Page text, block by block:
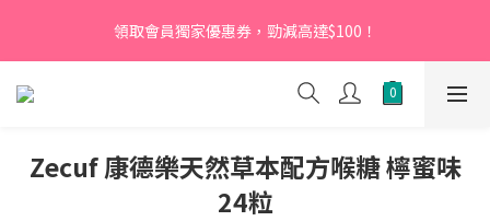
【新會員】即日起至2026月12月31日，首次下單輸入優惠碼
「NEW95」即可享95折
領取會員獨家優惠券，勁減高達$100！
【新會員】即日起至2026月12月31日，首次下單輸入優惠碼
「NEW95」即可享95折
Zecuf 康德樂天然草本配方喉糖 檸蜜味
24粒